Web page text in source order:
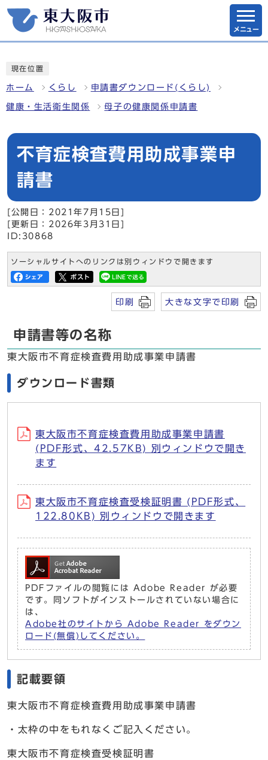
メニュー
現在位置
ホーム くらし 申請書ダウンロード(くらし)
健康・生活衛生関係 母子の健康関係申請書
不育症検査費用助成事業申
請書
[公開日：2021年7月15日]
[更新日：2026年3月31日]
ID:30868
ソーシャルサイトへのリンクは別ウィンドウで開きます
印刷 大きな文字で印刷
申請書等の名称
東大阪市不育症検査費用助成事業申請書
ダウンロード書類
東大阪市不育症検査費用助成事業申請書
(PDF形式、42.57KB) 別ウィンドウで開き
ます
東大阪市不育症検査受検証明書 (PDF形式、
122.80KB) 別ウィンドウで開きます
PDFファイルの閲覧には Adobe Reader が必要
です。同ソフトがインストールされていない場合に
は、
Adobe社のサイトから Adobe Reader をダウン
ロード(無償)してください。
記載要領
東大阪市不育症検査費用助成事業申請書
・太枠の中をもれなくご記入ください。
東大阪市不育症検査受検証明書